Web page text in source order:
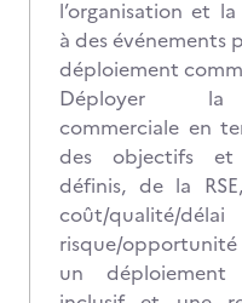
l’organisation et
à des événements
déploiement
Déployer la
commerciale en
des objectifs et
définis, de la
coût/
risque/
un déploiement